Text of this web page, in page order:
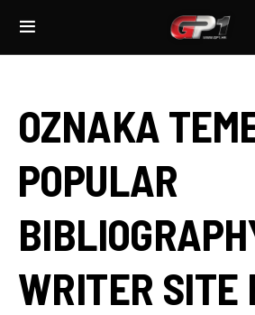
OZNAKA
POPULAR
WRITER SITE